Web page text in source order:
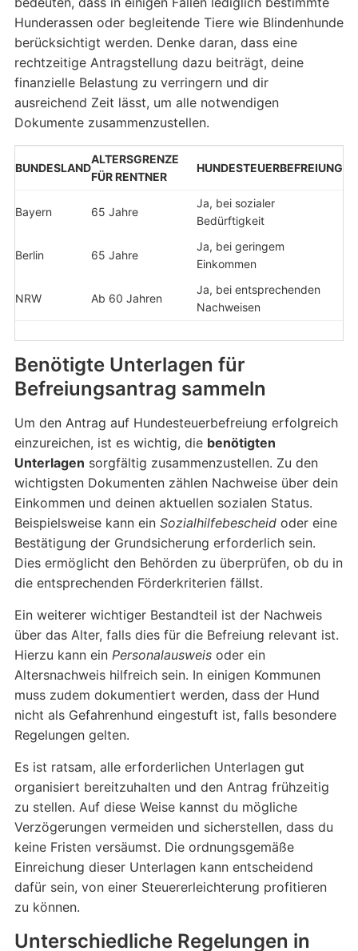
Hunderassen oder begleitende Tiere wie Blindenhunde
berücksichtigt werden. Denke daran, dass eine
rechtzeitige Antragstellung dazu beiträgt, deine
finanzielle Belastung zu verringern und dir
ausreichend Zeit lässt, um alle notwendigen
Dokumente zusammenzustellen.
BUNDESLAND
ALTERSGRENZE
FÜR RENTNER
HUNDESTEUERBEFREIUNG
Bayern 65 Jahre
Ja, bei sozialer
Bedürftigkeit
Berlin 65 Jahre
Ja, bei geringem
Einkommen
NRW Ab 60 Jahren
Ja, bei entsprechenden
Nachweisen
Benötigte Unterlagen für
Befreiungsantrag sammeln
Um den Antrag auf Hundesteuerbefreiung erfolgreich
einzureichen, ist es wichtig, die benötigten
Unterlagen sorgfältig zusammenzustellen. Zu den
wichtigsten Dokumenten zählen Nachweise über dein
Einkommen und deinen aktuellen sozialen Status.
Beispielsweise kann ein Sozialhilfebescheidoder eine
Bestätigung der Grundsicherung erforderlich sein.
Dies ermöglicht den Behörden zu überprüfen, ob du in
die entsprechenden Förderkriterien fällst.
Ein weiterer wichtiger Bestandteil ist der Nachweis
über das Alter, falls dies für die Befreiung relevant ist.
Hierzu kann ein Personalausweisoder ein
Altersnachweis hilfreich sein. In einigen Kommunen
muss zudem dokumentiert werden, dass der Hund
nicht als Gefahrenhund eingestuft ist, falls besondere
Regelungen gelten.
Es ist ratsam, alle erforderlichen Unterlagen gut
organisiert bereitzuhalten und den Antrag frühzeitig
zu stellen. Auf diese Weise kannst du mögliche
Verzögerungen vermeiden und sicherstellen, dass du
keine Fristen versäumst. Die ordnungsgemäße
Einreichung dieser Unterlagen kann entscheidend
dafür sein, von einer Steuererleichterung profitieren
zu können.
Unterschiedliche Regelungen in